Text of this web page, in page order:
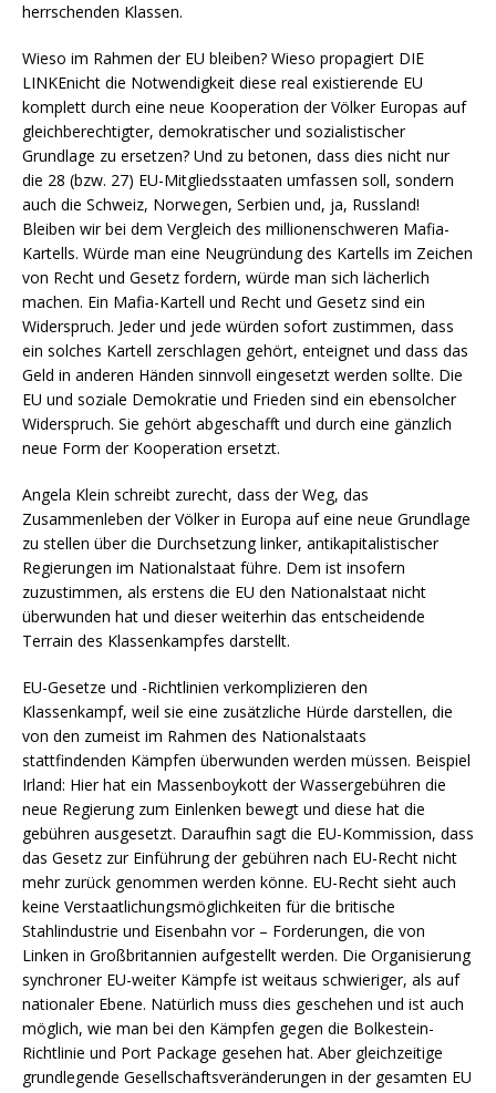
herrschenden Klassen.
Wieso im Rahmen der EU bleiben? Wieso propagiert DIE
LINKEnicht die Notwendigkeit diese real existierende EU
komplett durch eine neue Kooperation der Völker Europas auf
gleichberechtigter, demokratischer und sozialistischer
Grundlage zu ersetzen? Und zu betonen, dass dies nicht nur
die 28 (bzw. 27) EU-Mitgliedsstaaten umfassen soll, sondern
auch die Schweiz, Norwegen, Serbien und, ja, Russland!
Bleiben wir bei dem Vergleich des millionenschweren Mafia-
Kartells. Würde man eine Neugründung des Kartells im Zeichen
von Recht und Gesetz fordern, würde man sich lächerlich
machen. Ein Mafia-Kartell und Recht und Gesetz sind ein
Widerspruch. Jeder und jede würden sofort zustimmen, dass
ein solches Kartell zerschlagen gehört, enteignet und dass das
Geld in anderen Händen sinnvoll eingesetzt werden sollte. Die
EU und soziale Demokratie und Frieden sind ein ebensolcher
Widerspruch. Sie gehört abgeschafft und durch eine gänzlich
neue Form der Kooperation ersetzt.
Angela Klein schreibt zurecht, dass der Weg, das
Zusammenleben der Völker in Europa auf eine neue Grundlage
zu stellen über die Durchsetzung linker, antikapitalistischer
Regierungen im Nationalstaat führe. Dem ist insofern
zuzustimmen, als erstens die EU den Nationalstaat nicht
überwunden hat und dieser weiterhin das entscheidende
Terrain des Klassenkampfes darstellt.
EU-Gesetze und -Richtlinien verkomplizieren den
Klassenkampf, weil sie eine zusätzliche Hürde darstellen, die
von den zumeist im Rahmen des Nationalstaats
stattfindenden Kämpfen überwunden werden müssen. Beispiel
Irland: Hier hat ein Massenboykott der Wassergebühren die
neue Regierung zum Einlenken bewegt und diese hat die
gebühren ausgesetzt. Daraufhin sagt die EU-Kommission, dass
das Gesetz zur Einführung der gebühren nach EU-Recht nicht
mehr zurück genommen werden könne. EU-Recht sieht auch
keine Verstaatlichungsmöglichkeiten für die britische
Stahlindustrie und Eisenbahn vor – Forderungen, die von
Linken in Großbritannien aufgestellt werden. Die Organisierung
synchroner EU-weiter Kämpfe ist weitaus schwieriger, als auf
nationaler Ebene. Natürlich muss dies geschehen und ist auch
möglich, wie man bei den Kämpfen gegen die Bolkestein-
Richtlinie und Port Package gesehen hat. Aber gleichzeitige
grundlegende Gesellschaftsveränderungen in der gesamten EU